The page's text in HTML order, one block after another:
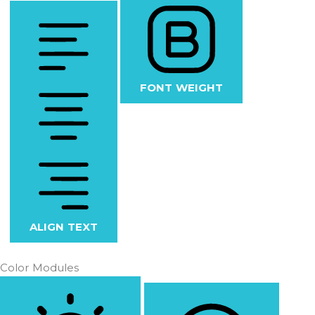
ALIGN TEXT
FONT WEIGHT
Color Modules